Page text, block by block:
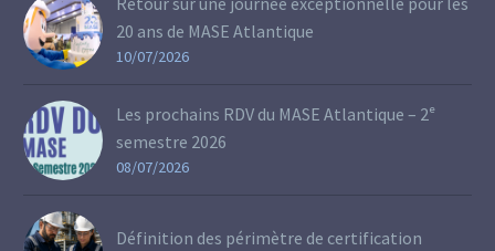
20 ans de MASE Atlantique
10/07/2026
Les prochains RDV du MASE Atlantique – 2ᵉ
semestre 2026
08/07/2026
Définition des périmètre de certification